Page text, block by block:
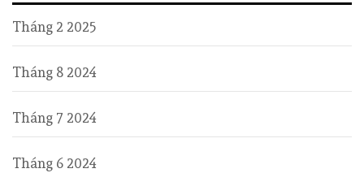
Tháng 2 2025
Tháng 8 2024
Tháng 7 2024
Tháng 6 2024